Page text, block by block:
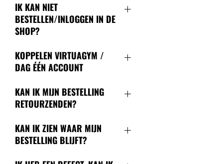
IK KAN NIET
BESTELLEN/INLOGGEN IN DE
SHOP?
KOPPELEN VIRTUAGYM /
DAG ÉÉN ACCOUNT
KAN IK MIJN BESTELLING
RETOURZENDEN?
KAN IK ZIEN WAAR MIJN
BESTELLING BLIJFT?